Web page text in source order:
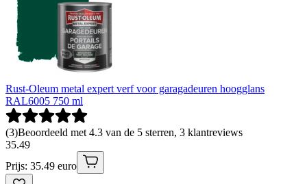
Rust-Oleum metal expert verf voor garagadeuren hoogglans
RAL6005 750 ml
(3)Beoordeeld met 4.3 van de 5 sterren, 3 klantreviews
35.49
Prijs: 35.49 euro